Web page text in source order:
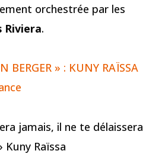
orchestrée par les
Riviera.
BERGER » : KUNY RAÏSSA
jamais, il ne te délaissera
Kuny Raïssa